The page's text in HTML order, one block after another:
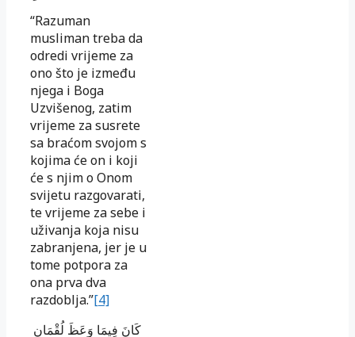
“Razuman
musliman treba da
odredi vrijeme za
ono što je između
njega i Boga
Uzvišenog, zatim
vrijeme za susrete
sa braćom svojom s
kojima će on i koji
će s njim o Onom
svijetu razgovarati,
te vrijeme za sebe i
uživanja koja nisu
zabranjena, jer je u
tome potpora za
ona prva dva
razdoblja.”[4]